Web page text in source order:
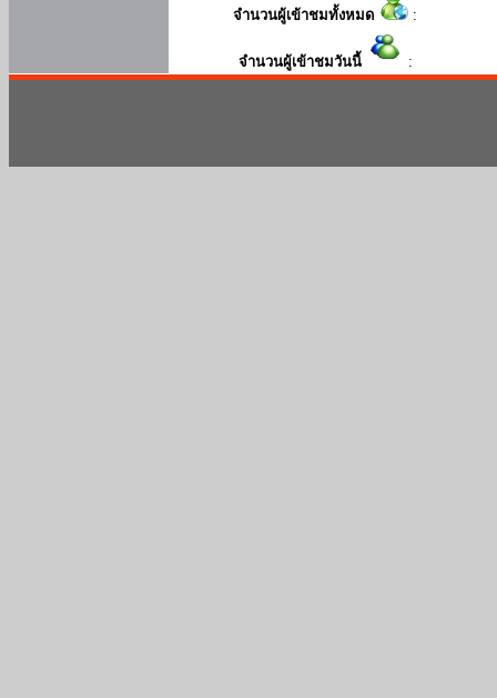
จำนวนผู้เข้าชมทั้งหมด :
จำนวนผู้เข้าชมวันนี้ :